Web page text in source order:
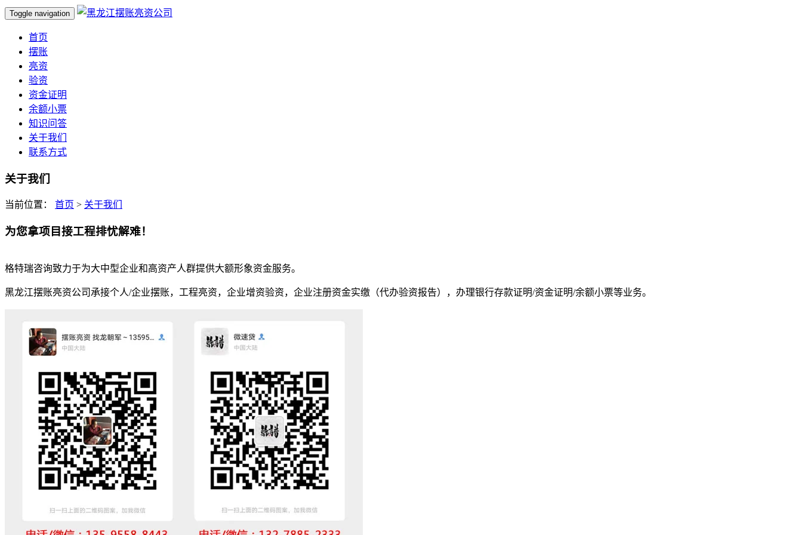
Toggle navigation
首页
摆账
亮资
验资
资金证明
余额小票
知识问答
关于我们
联系方式
关于我们
当前位置： 首页 > 关于我们
为您拿项目接工程排忧解难！
格特瑞咨询致力于为大中型企业和高资产人群提供大额形象资金服务。
黑龙江摆账亮资公司承接个人/企业摆账，工程亮资，企业增资验资，企业注册资金实缴（代办验资报告），办理银行存款证明/资金证明/余额小票等业务。